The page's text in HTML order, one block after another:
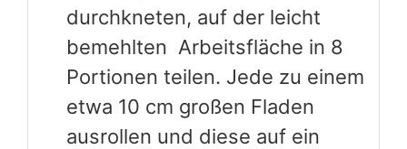
durchkneten, auf der leicht
bemehlten Arbeitsfläche in 8
Portionen teilen. Jede zu einem
etwa 10 cm großen Fladen
ausrollen und diese auf ein